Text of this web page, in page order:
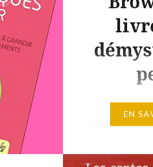
L’histoire de
simple : un
mère
EN